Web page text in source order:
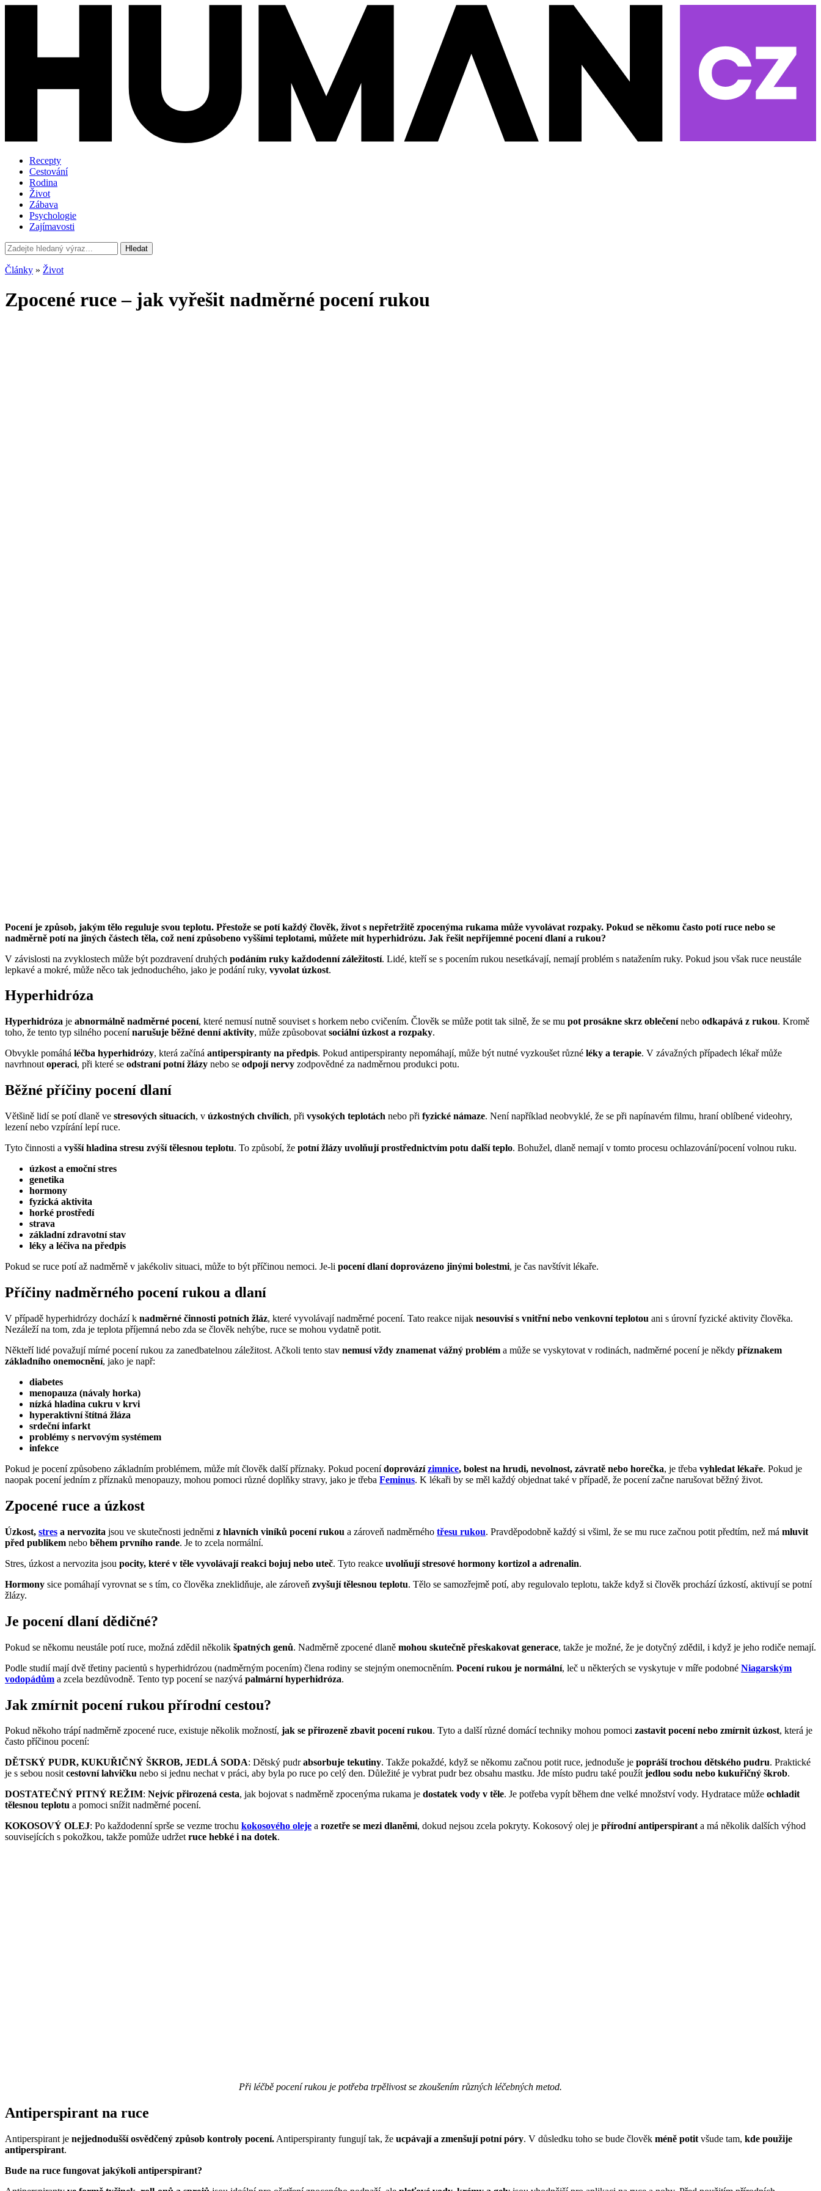
Recepty
Cestování
Rodina
Život
Zábava
Psychologie
Zajímavosti
Hledat
Články » Život
Zpocené ruce – jak vyřešit nadměrné pocení rukou
Pocení je způsob, jakým tělo reguluje svou teplotu. Přestože se potí každý člověk, život s nepřetržitě zpocenýma rukama může vyvolávat rozpaky. Pokud se někomu často potí ruce nebo se
nadměrně potí na jiných částech těla, což není způsobeno vyššími teplotami, můžete mít hyperhidrózu. Jak řešit nepříjemné pocení dlaní a rukou?
V závislosti na zvyklostech může být pozdravení druhých podáním ruky každodenní záležitostí. Lidé, kteří se s pocením rukou nesetkávají, nemají problém s natažením ruky. Pokud jsou však ruce neustále
lepkavé a mokré, může něco tak jednoduchého, jako je podání ruky, vyvolat úzkost.
Hyperhidróza
Hyperhidróza je abnormálně nadměrné pocení, které nemusí nutně souviset s horkem nebo cvičením. Člověk se může potit tak silně, že se mu pot prosákne skrz oblečenínebo odkapává z rukou. Kromě
toho, že tento typ silného pocenínarušuje běžné denní aktivity, může způsobovat sociální úzkost a rozpaky.
Obvykle pomáhá léčba hyperhidrózy, která začíná antiperspiranty na předpis. Pokud antiperspiranty nepomáhají, může být nutné vyzkoušet různé léky a terapie. V závažných případech lékař může
navrhnout operaci, při které se odstraní potní žlázy nebo se odpojí nervy zodpovědné za nadměrnou produkci potu.
Běžné příčiny pocení dlaní
Většině lidí se potí dlaně ve stresových situacích, v úzkostných chvílích, při vysokých teplotách nebo při fyzické námaze. Není například neobvyklé, že se při napínavém filmu, hraní oblíbené videohry,
lezení nebo vzpírání lepí ruce.
Tyto činnosti a vyšší hladina stresu zvýší tělesnou teplotu. To způsobí, že potní žlázy uvolňují prostřednictvím potu další teplo. Bohužel, dlaně nemají v tomto procesu ochlazování/pocení volnou ruku.
úzkost a emoční stres
genetika
hormony
fyzická aktivita
horké prostředí
strava
základní zdravotní stav
léky a léčiva na předpis
Pokud se ruce potí až nadměrně v jakékoliv situaci, může to být příčinou nemoci. Je-li pocení dlaní doprovázeno jinými bolestmi, je čas navštívit lékaře.
Příčiny nadměrného pocení rukou a dlaní
V případě hyperhidrózy dochází k nadměrné činnosti potních žláz, které vyvolávají nadměrné pocení. Tato reakce nijak nesouvisí s vnitřní nebo venkovní teplotou ani s úrovní fyzické aktivity člověka.
Nezáleží na tom, zda je teplota příjemná nebo zda se člověk nehýbe, ruce se mohou vydatně potit.
Někteří lidé považují mírné pocení rukou za zanedbatelnou záležitost. Ačkoli tento stav nemusí vždy znamenat vážný problém a může se vyskytovat v rodinách, nadměrné pocení je někdy příznakem
základního onemocnění, jako je např:
diabetes
menopauza (návaly horka)
nízká hladina cukru v krvi
hyperaktivní štítná žláza
srdeční infarkt
problémy s nervovým systémem
infekce
Pokud je pocení způsobeno základním problémem, může mít člověk další příznaky. Pokud pocenídoprovázízimnice, bolest na hrudi, nevolnost, závratě nebo horečka, je třeba vyhledat lékaře. Pokud je
naopak pocení jedním z příznaků menopauzy, mohou pomoci různé doplňky stravy, jako je třeba Feminus. K lékaři by se měl každý objednat také v případě, že pocení začne narušovat běžný život.
Zpocené ruce a úzkost
Úzkost, stres a nervozita jsou ve skutečnosti jedněmi z hlavních viníků pocení rukou a zároveň nadměrného třesu rukou. Pravděpodobně každý si všiml, že se mu ruce začnou potit předtím, než má mluvit
před publikem nebo během prvního rande. Je to zcela normální.
Stres, úzkost a nervozita jsou pocity, které v těle vyvolávají reakci bojuj nebo uteč. Tyto reakce uvolňují stresové hormony kortizol a adrenalin.
Hormony sice pomáhají vyrovnat se s tím, co člověka zneklidňuje, ale zároveň zvyšují tělesnou teplotu. Tělo se samozřejmě potí, aby regulovalo teplotu, takže když si člověk prochází úzkostí, aktivují se potní
žlázy.
Je pocení dlaní dědičné?
Pokud se někomu neustále potí ruce, možná zdědil několik špatných genů. Nadměrně zpocené dlaně mohou skutečně přeskakovat generace, takže je možné, že je dotyčný zdědil, i když je jeho rodiče nemají.
Podle studií mají dvě třetiny pacientů s hyperhidrózou (nadměrným pocením) člena rodiny se stejným onemocněním. Pocení rukou je normální, leč u některých se vyskytuje v míře podobné Niagarským
vodopádům a zcela bezdůvodně. Tento typ pocení se nazývá palmární hyperhidróza.
Jak zmírnit pocení rukou přírodní cestou?
Pokud někoho trápí nadměrně zpocené ruce, existuje několik možností, jak se přirozeně zbavit pocení rukou. Tyto a další různé domácí techniky mohou pomoci zastavit pocení nebo zmírnit úzkost, která je
často příčinou pocení:
DĚTSKÝ PUDR, KUKUŘIČNÝ ŠKROB, JEDLÁ SODA: Dětský pudrabsorbuje tekutiny. Takže pokaždé, když se někomu začnou potit ruce, jednoduše je popráší trochou dětského pudru. Praktické
je s sebou nositcestovní lahvičku nebo si jednu nechat v práci, aby byla po ruce po celý den. Důležité je vybrat pudr bez obsahu mastku. Jde místo pudru také použítjedlou sodu nebo kukuřičný škrob.
DOSTATEČNÝ PITNÝ REŽIM: Nejvíc přirozená cesta, jak bojovat s nadměrně zpocenýma rukama je dostatek vody v těle. Je potřeba vypít během dne velké množství vody. Hydratace může ochladit
tělesnou teplotu a pomoci snížit nadměrné pocení.
KOKOSOVÝ OLEJ: Po každodenní sprše se vezme trochu kokosového oleje a rozetře se mezi dlaněmi, dokud nejsou zcela pokryty. Kokosový olej je přírodní antiperspiranta má několik dalších výhod
souvisejících s pokožkou, takže pomůže udržetruce hebké i na dotek.
Při léčbě pocení rukou je potřeba trpělivost se zkoušením různých léčebných metod.
Antiperspirant na ruce
Antiperspirant je nejjednodušší osvědčený způsob kontroly pocení. Antiperspiranty fungují tak, že ucpávají a zmenšují potní póry. V důsledku toho se bude člověk méně potit všude tam, kde použije
antiperspirant.
Bude na ruce fungovat jakýkoli antiperspirant?